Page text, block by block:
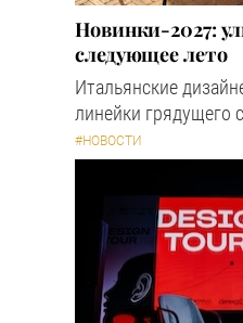
Новинки-2027:
следующее лето
Итальянские
линейки грядущего
#НОВОСТИ